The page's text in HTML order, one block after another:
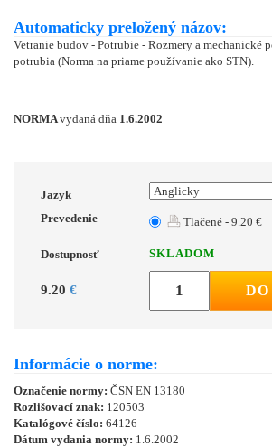
Automaticky preložený názov:
Vetranie budov - Potrubie - Rozmery a mechanické
potrubia (Norma na priame používanie ako STN).
NORMAvydaná dňa 1.6.2002
Jazyk
Prevedenie
Tlačené - 9.20 €
Dostupnosť SKLADOM
9.20 €
Informácie o norme:
Označenie normy: ČSN EN 13180
Rozlišovací znak: 120503
Katalógové číslo: 64126
Dátum vydania normy: 1.6.2002